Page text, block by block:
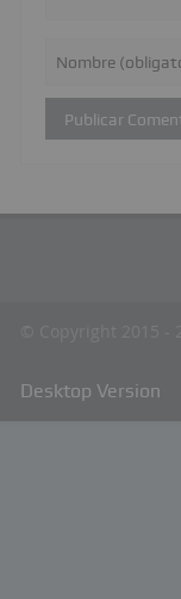
Desktop Version